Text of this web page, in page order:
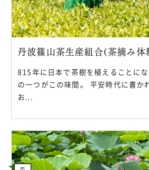
丹波篠山茶生産組合(茶摘み体
815年に日本で茶樹を植えることに
の一つがこの味間。 平安時代に書か
お...